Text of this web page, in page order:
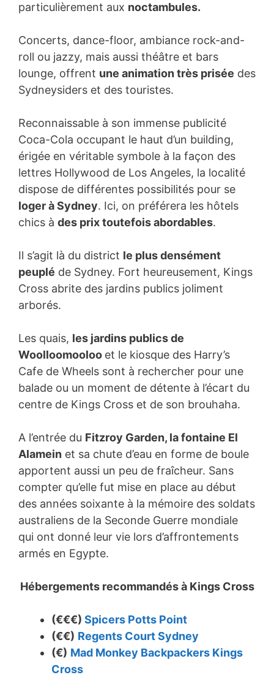
particulièrement aux noctambules.
Concerts, dance-floor, ambiance rock-and-
roll ou jazzy, mais aussi théâtre et bars
lounge, offrent une animation très prisée des
Sydneysiders et des touristes.
Reconnaissable à son immense publicité
Coca-Cola occupant le haut d’un building,
érigée en véritable symbole à la façon des
lettres Hollywood de Los Angeles, la localité
dispose de différentes possibilités pour se
loger à Sydney. Ici, on préférera les hôtels
chics à des prix toutefois abordables.
Il s’agit là du district le plus densément
peuplé de Sydney. Fort heureusement, Kings
Cross abrite des jardins publics joliment
arborés.
Les quais, les jardins publics de
Woolloomooloo et le kiosque des Harry’s
Cafe de Wheels sont à rechercher pour une
balade ou un moment de détente à l’écart du
centre de Kings Cross et de son brouhaha.
A l’entrée du Fitzroy Garden, la fontaine El
Alamein et sa chute d’eau en forme de boule
apportent aussi un peu de fraîcheur. Sans
compter qu’elle fut mise en place au début
des années soixante à la mémoire des soldats
australiens de la Seconde Guerre mondiale
qui ont donné leur vie lors d’affrontements
armés en Egypte.
Hébergements recommandés àKings Cross
(€€€) Spicers Potts Point
(€€) Regents Court Sydney
(€) Mad Monkey Backpackers Kings
Cross